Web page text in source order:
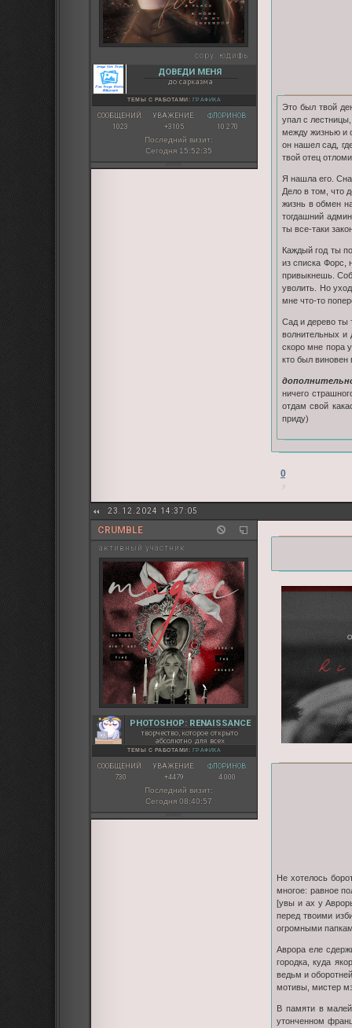
copy: юдифь
ДОВЕДИ МЕНЯ
до сарказма
ТЕМЫ С РАБОТАМИ: ГРАФИКА
СООБЩЕНИЙ:
1023
УВАЖЕНИЕ:
+3105
ФЛОРИНОВ:
10 270
Последний визит:
Сегодня 15:52:35
Это был твой
упал с
между жизнью и
он нашел сад,
твой отец
Я нашла его.
Дело в том, что
жизнь в обмен
тогдашний
ты все-таки
Каждый год ты
из списка Форс,
привыкнешь.
уволить. Но
мне что-то
Сад и дерево ты
волнительных и
скоро мне пора
кто был виновен
ничего
отдам свой
приду)
0
23.12.2024 14:37:05
CRUMBLE
активный участник
PHOTOSHOP: RENAISSANCE
творчество, которое открыто
абсолютно для всех
ТЕМЫ С РАБОТАМИ: ГРАФИКА
СООБЩЕНИЙ:
730
УВАЖЕНИЕ:
+4479
ФЛОРИНОВ:
4 000
Последний визит:
Сегодня 08:40:57
Не хотелось
многое: равное
[увы и ах у
перед твоими
огромными
Аврора еле
городка, куда
ведьм и
мотивы, мистер
В памяти в
утонченном